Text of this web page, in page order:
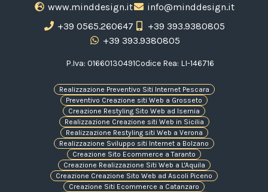
www.minddesign.it
info@minddesign.it
+39 0565.260647
+39 393.9380805
+39 393.9380805
P.Iva: 01660130491Codice Rea: LI-146716
Realizzazione Preventivo Siti Internet Pescara
Preventivo Creazione siti Web a Grosseto
Creazione Restyling Sito Web ad Isernia
Realizzazione Creazione siti Web in Sicilia
Realizzazione Restyling siti Web a Verona
Realizzazione Sviluppo siti Internet a Bolzano
Creazione Sito Ecommerce a Taranto
Creazione Realizzazione Siti Web a L'Aquila
Creazione Creazione Sito Web ad Ascoli Piceno
Creazione Siti Ecommerce a Catanzaro